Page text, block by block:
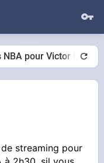
pour Victor !
streaming pour